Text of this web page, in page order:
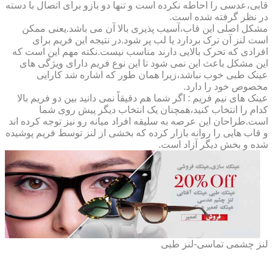
قابی،عدسی را احاطه نکرده است و تنها دو بازو برای اتصال با دسته
در نظر گرفته شده است.
مشکل اصلی این قاب،آسیب پذیری بالا آن می باشد.یعنی ممکن
است لنز آن ترک بردارد یا لب پر شود.در نتیجه این فریم برای
افرادی که تحرک بالایی دارند مناسب نیست.نکته مهم این است که
این مشکل باعث این نمی شود تا این نوع فریم دارای ویژگی های
عینک طبی خوب نباشد،زیرا همان طور که اشاره شد کارایی
مخصوص خود را دارد.
عینک های نیم فریم : اگر شما هم دقیقاً نمی دانید بین دو فریم بالا
کدام را انتخاب کنید،همچنان یک انتخاب دیگر پیش روی شما
است.طراحان این عرصه به سلیقه افراد میانه رو نیز توجه کرده اند
و قاب هایی را روانه بازار کرده که بخشی از لنز توسط فریم پوشیده
شده و بخش دیگر آزاد است.
لنز چشمی تماسی-لنز طبی